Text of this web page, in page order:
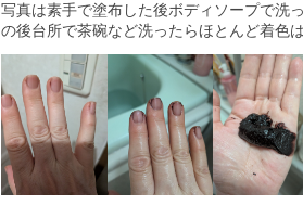
写真は素手で塗布した後ボディソープで洗
の後台所で茶碗など洗ったらほとんど着色